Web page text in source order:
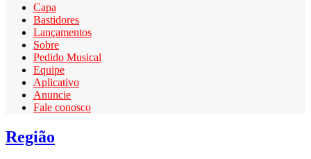
Capa
Bastidores
Lançamentos
Sobre
Pedido Musical
Equipe
Aplicativo
Anuncie
Fale conosco
Região